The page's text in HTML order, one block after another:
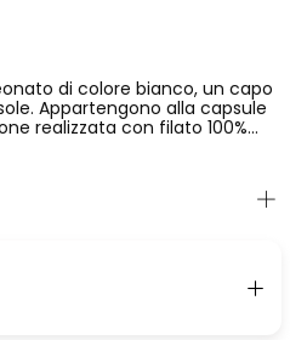
di colore bianco, un capo
Appartengono alla capsule
realizzata con filato 100%
in cotone morbido con vita
cordoncino, garantiscono una
pressione. Il design semplice e
a body o maglioni.